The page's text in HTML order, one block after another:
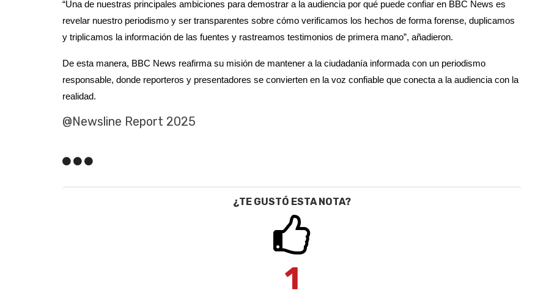
“Una de nuestras principales ambiciones para demostrar a la audiencia por qué puede confiar en BBC News es
revelar nuestro periodismo y ser transparentes sobre cómo verificamos los hechos de forma forense, duplicamos
y triplicamos la información de las fuentes y rastreamos testimonios de primera mano”, añadieron.
De esta manera, BBC News reafirma su misión de mantener a la ciudadanía informada con un periodismo
responsable, donde reporteros y presentadores se convierten en la voz confiable que conecta a la audiencia con la
realidad.
@Newsline Report 2025
¿TE GUSTÓ ESTA NOTA?
1